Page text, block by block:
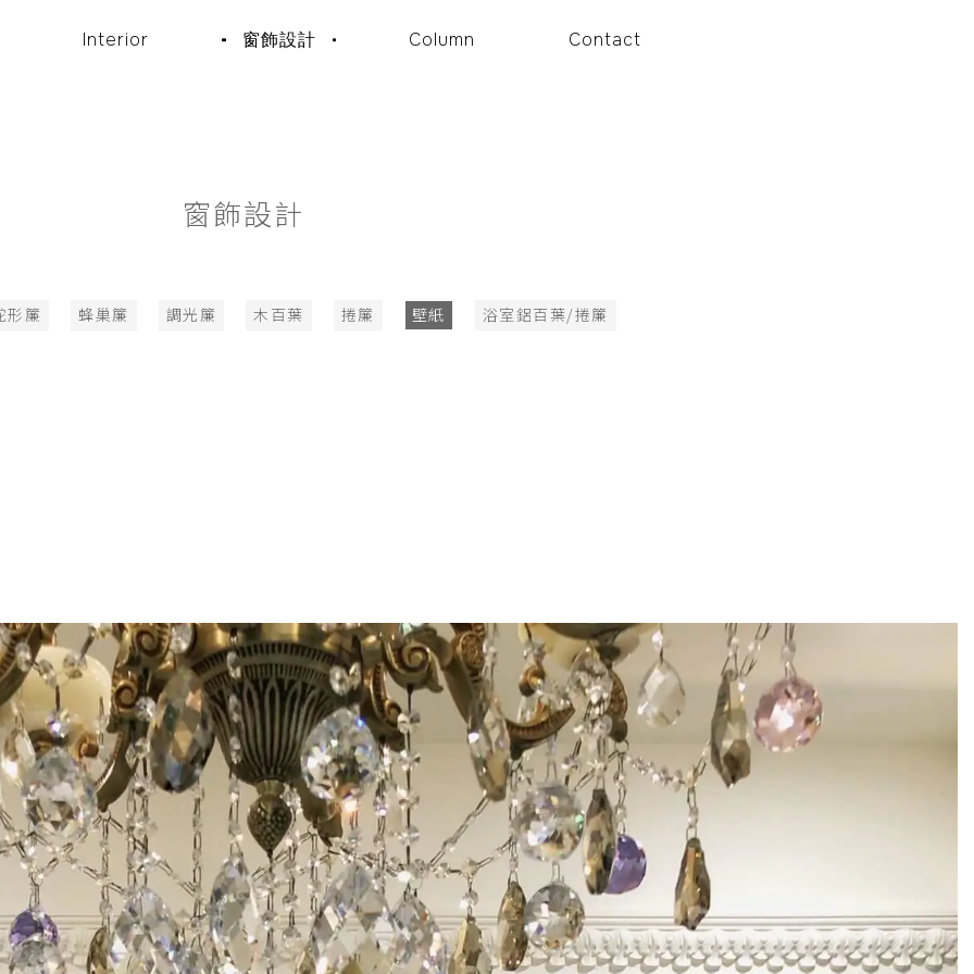
Interior 窗飾設計 Column Contact
窗飾設計
形簾 蜂巢簾 調光簾 木百葉 捲簾 壁紙 浴室鋁百葉/捲簾